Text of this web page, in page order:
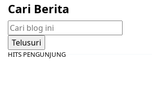
Cari Berita
HITS PENGUNJUNG